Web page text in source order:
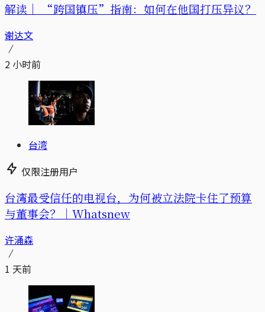
解读｜ “跨国镇压”指南：如何在他国打压异议？
谢达文
2 小时前
台湾
仅限注册用户
台湾最受信任的电视台，为何被立法院卡住了预算
与董事会？｜Whatsnew
许涌森
1 天前